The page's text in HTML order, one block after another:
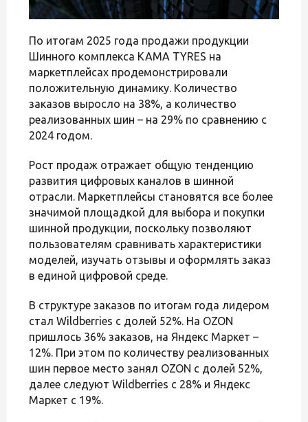
По итогам 2025 года продажи продукции
Шинного комплекса KAMA TYRES на
маркетплейсах продемонстрировали
положительную динамику. Количество
заказов выросло на 38%, а количество
реализованных шин – на 29% по сравнению с
2024 годом.
Рост продаж отражает общую тенденцию
развития цифровых каналов в шинной
отрасли. Маркетплейсы становятся все более
значимой площадкой для выбора и покупки
шинной продукции, поскольку позволяют
пользователям сравнивать характеристики
моделей, изучать отзывы и оформлять заказ
в единой цифровой среде.
В структуре заказов по итогам года лидером
стал Wildberries с долей 52%. На OZON
пришлось 36% заказов, на Яндекс Маркет –
12%. При этом по количеству реализованных
шин первое место занял OZON с долей 52%,
далее следуют Wildberries с 28% и Яндекс
Маркет с 19%.